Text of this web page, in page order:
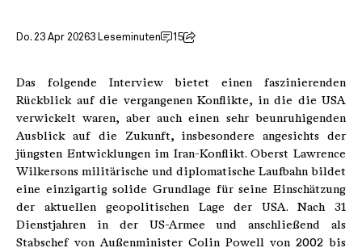
Do. 23 Apr 20263 Leseminuten 15
Das folgende Interview bietet einen faszinierenden
Rückblick auf die vergangenen Konflikte, in die die USA
verwickelt waren, aber auch einen sehr beunruhigenden
Ausblick auf die Zukunft, insbesondere angesichts der
jüngsten Entwicklungen im Iran-Konflikt. Oberst Lawrence
Wilkersons militärische und diplomatische Laufbahn bildet
eine einzigartig solide Grundlage für seine Einschätzung
der aktuellen geopolitischen Lage der USA. Nach 31
Dienstjahren in der US-Armee und anschließend als
Stabschef von Außenminister Colin Powell von 2002 bis